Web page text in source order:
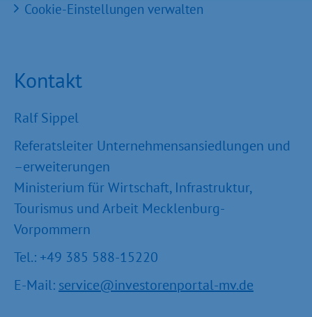
Cookie-Einstellungen verwalten
Kontakt
Ralf Sippel
Referatsleiter Unternehmensansiedlungen und
–erweiterungen
Ministerium für Wirtschaft, Infrastruktur,
Tourismus und Arbeit Mecklenburg-
Vorpommern
Tel.: +49 385 588-15220
E-Mail: service@investorenportal-mv.de